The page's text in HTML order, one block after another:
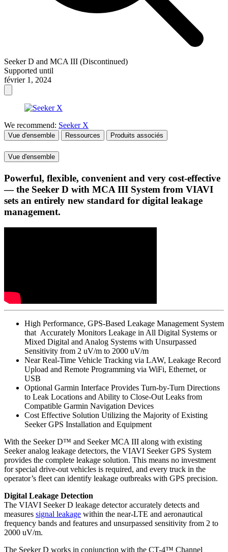
Seeker D and MCA III (Discontinued)
Supported until
février 1, 2024
We recommend: Seeker X
Vue d'ensemble Ressources Produits associés
Vue d'ensemble
Powerful, flexible, convenient and very cost-effective
— the Seeker D with MCA III System from VIAVI
sets an entirely new standard for digital leakage
management.
High Performance, GPS-Based Leakage Management System
that Accurately Monitors Leakage in All Digital Systems or
Mixed Digital and Analog Systems with Unsurpassed
Sensitivity from 2 uV/m to 2000 uV/m
Near Real-Time Vehicle Tracking via LAW, Leakage Record
Upload and Remote Programming via WiFi, Ethernet, or
USB
Optional Garmin Interface Provides Turn-by-Turn Directions
to Leak Locations and Ability to Close-Out Leaks from
Compatible Garmin Navigation Devices
Cost Effective Solution Utilizing the Majority of Existing
Seeker GPS Installation and Equipment
With the Seeker D™ and Seeker MCA III along with existing
Seeker analog leakage detectors, the VIAVI Seeker GPS System
provides the complete leakage solution. This means no investment
for special drive-out vehicles is required, and every truck in the
operator’s fleet can identify leakage outbreaks with GPS precision.
Digital Leakage Detection
The VIAVI Seeker D leakage detector accurately detects and
measures signal leakage within the near-LTE and aeronautical
frequency bands and features and unsurpassed sensitivity from 2 to
2000 uV/m.
The Seeker D works in conjunction with the CT-4™ Channel